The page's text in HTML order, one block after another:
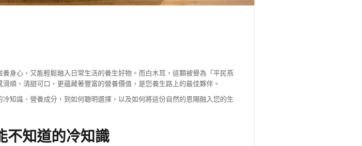
身心，又能輕鬆融入日常生活的養生好物。而白木耳，這顆被譽為「平民燕
順、清甜可口，更蘊藏著豐富的營養價值，是您養生路上的最佳夥伴。
知識、營養成分，到如何聰明選擇，以及如何將這份自然的恩賜融入您的生
不知道的冷知識